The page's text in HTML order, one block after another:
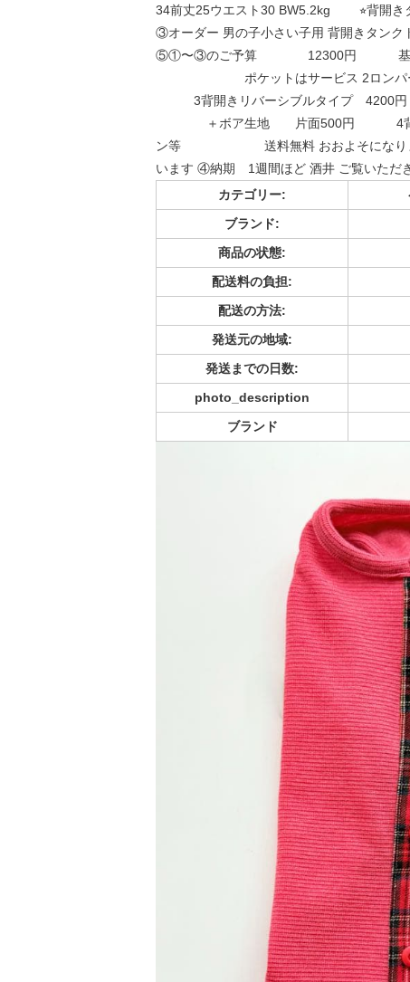
34前丈25ウエスト30 BW5.2kg ⭐︎背開
③オーダー 男の子小さい子用 背開
⑤①〜③のご予算 12300円 基本
ポケットはサービス 2ロンパース
3背開きリバーシブルタイプ
＋ボア生地 片面500円 4背
ン等 送料無料 おおよそになります
います ④納期 1週間ほど 酒井 ご覧いただ
カテゴリー:
ブランド:
商品の状態:
配送料の負担:
配送の方法:
発送元の地域:
発送までの日数:
photo_description
ブランド